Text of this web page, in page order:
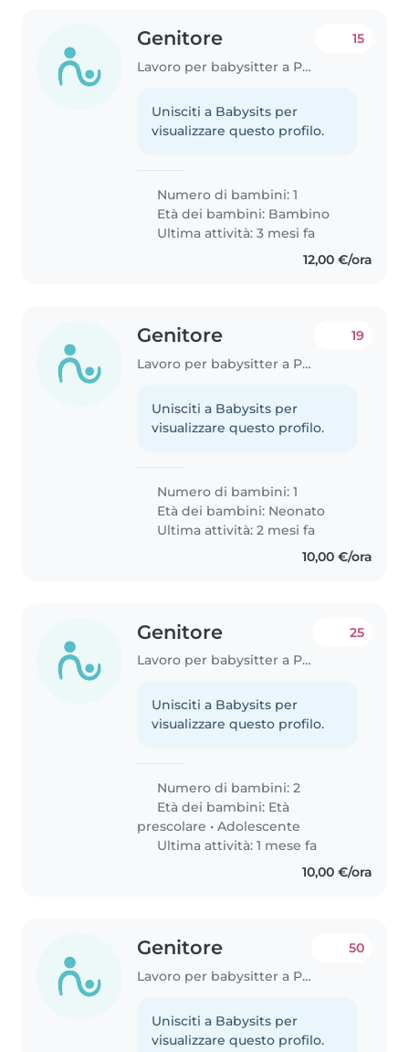
Genitore
Lavoro per babysitter a Perugia
15
Unisciti a Babysits per
visualizzare questo profilo.
Numero di bambini: 1
Età dei bambini: Bambino
Ultima attività: 3 mesi fa
12,00 €/ora
Genitore
Lavoro per babysitter a Perugia
19
Unisciti a Babysits per
visualizzare questo profilo.
Numero di bambini: 1
Età dei bambini: Neonato
Ultima attività: 2 mesi fa
10,00 €/ora
Genitore
Lavoro per babysitter a Perugia
25
Unisciti a Babysits per
visualizzare questo profilo.
Numero di bambini: 2
Età dei bambini: Età
prescolare •Adolescente
Ultima attività: 1 mese fa
10,00 €/ora
Genitore
Lavoro per babysitter a Perugia
50
Unisciti a Babysits per
visualizzare questo profilo.